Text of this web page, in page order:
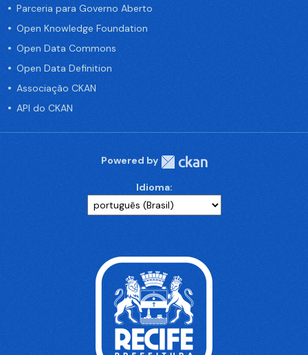
Parceria para Governo Aberto
Open Knowledge Foundation
Open Data Commons
Open Data Definition
Associação CKAN
API do CKAN
Powered by
Idioma